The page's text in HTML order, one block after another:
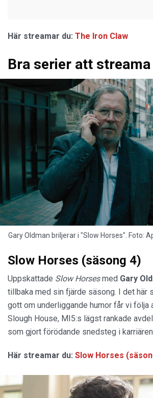
Här streamar du: The Iron Claw
Bra serier att streama
Gary Oldman briljerar i "Slow Horses". Foto:
Slow Horses (säsong 4)
Uppskattade Slow Horsesmed Gary
tillbaka med sin fjärde säsong. I det här
gott om underliggande humor får vi följa
Slough House, MI5:s lägst rankade
som gjort förödande snedsteg i
Här streamar du: Slow Horses